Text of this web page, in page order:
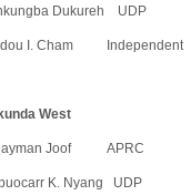
Dukureh
I. Cham
West
Joof
K. Nyang